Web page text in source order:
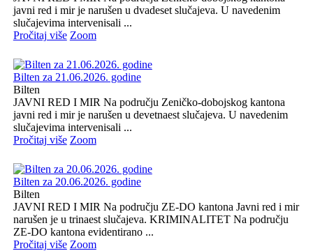
javni red i mir je narušen u dvadeset slučajeva. U navedenim
slučajevima intervenisali ...
Pročitaj više Zoom
Bilten za 21.06.2026. godine
Bilten
JAVNI RED I MIR Na području Zeničko-dobojskog kantona
javni red i mir je narušen u devetnaest slučajeva. U navedenim
slučajevima intervenisali ...
Pročitaj više Zoom
Bilten za 20.06.2026. godine
Bilten
JAVNI RED I MIR Na području ZE-DO kantona Javni red i mir
narušen je u trinaest slučajeva. KRIMINALITET Na području
ZE-DO kantona evidentirano ...
Pročitaj više Zoom